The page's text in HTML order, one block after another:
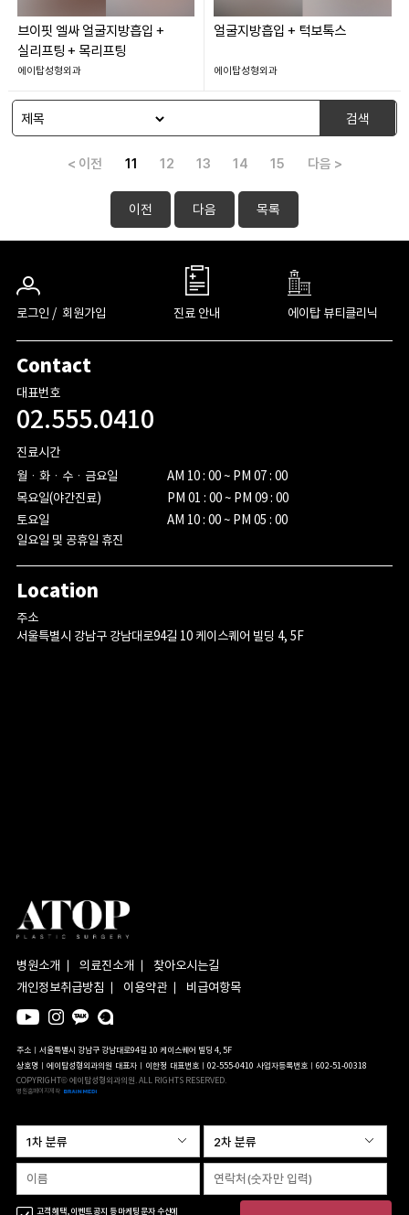
브이핏 엘싸 얼굴지방흡입 +
실리프팅 + 목리프팅
에이탑성형외과
얼굴지방흡입 + 턱보톡스
에이탑성형외과
검색
< 이전 11 12 13 14 15 다음 >
이전 다음 목록
고객 혜택, 이벤트 공지 등 마케팅 문자 수신에
로그인 / 회원가입 진료 안내 에이탑 뷰티클리닉
Contact
대표번호
02.555.0410
진료시간
월ㆍ화ㆍ수ㆍ금요일
목요일(야간진료)
토요일
AM 10 : 00 ~ PM 07 : 00
PM 01 : 00 ~ PM 09 : 00
AM 10 : 00 ~ PM 05 : 00
일요일 및 공휴일 휴진
Location
주소
서울특별시 강남구 강남대로94길 10 케이스퀘어 빌딩 4, 5F
병원소개 의료진소개
찾아오시는길
개인정보취급방침
이용약관 비급여항목
주소ㅣ서울특별시 강남구 강남대로94길 10 케이스퀘어 빌딩 4, 5F
상호명ㅣ에이탑성형외과의원 대표자ㅣ이한정 대표번호ㅣ02-555-0410 사업자등록번호ㅣ602-51-00318
COPYRIGHT© 에이탑성형외과의원. ALL RIGHTS RESERVED.
병원홈페이지제작